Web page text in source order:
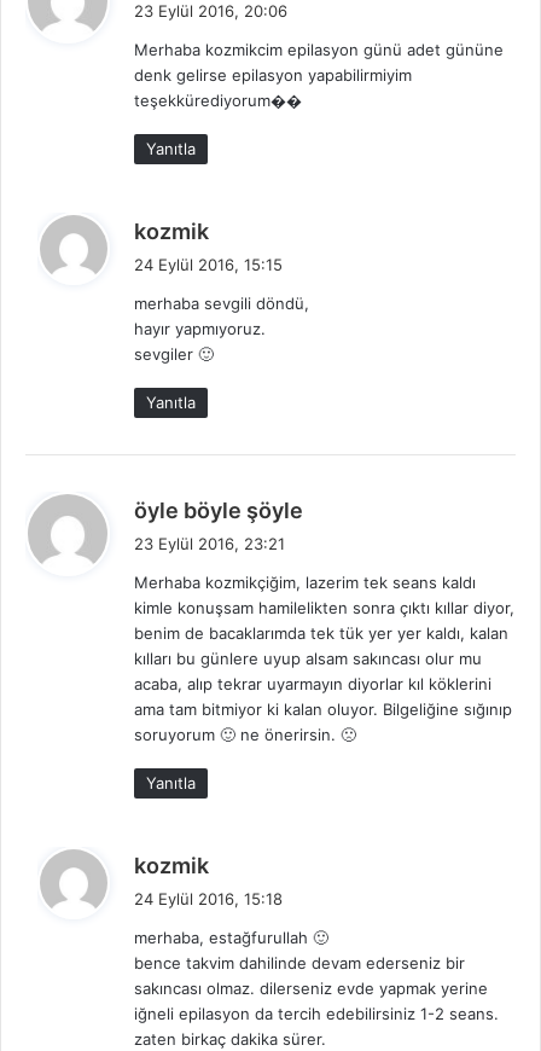
i
k
i
23 Eylül 2016, 20:06
Merhaba kozmikcim epilasyon günü adet gününe
denk gelirse epilasyon yapabilirmiyim
teşekkürediyorum��
Yanıtla
kozmik
i
k
i
24 Eylül 2016, 15:15
merhaba sevgili döndü,
hayır yapmıyoruz.
sevgiler 🙂
Yanıtla
öyle böyle şöyle
k
i
23 Eylül 2016, 23:21
Merhaba kozmikçiğim, lazerim tek seans kaldı
kimle konuşsam hamilelikten sonra çıktı kıllar diyor,
benim de bacaklarımda tek tük yer yer kaldı, kalan
kılları bu günlere uyup alsam sakıncası olur mu
acaba, alıp tekrar uyarmayın diyorlar kıl köklerini
ama tam bitmiyor ki kalan oluyor. Bilgeliğine sığınıp
soruyorum 🙂 ne önerirsin. 🙁
Yanıtla
kozmik
i
k
i
24 Eylül 2016, 15:18
merhaba, estağfurullah 🙂
bence takvim dahilinde devam ederseniz bir
sakıncası olmaz. dilerseniz evde yapmak yerine
iğneli epilasyon da tercih edebilirsiniz 1-2 seans.
zaten birkaç dakika sürer.